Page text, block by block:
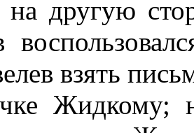
другую
взять
Жидкому;